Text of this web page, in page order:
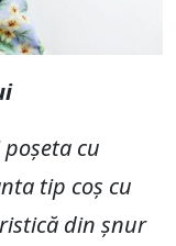
cu
tip coș cu
din șnur